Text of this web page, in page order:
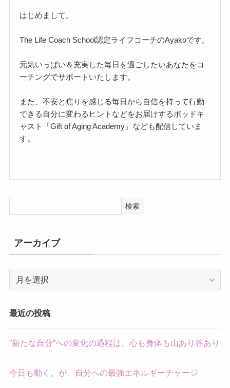
はじめまして。
The Life Coach School認定ライフコーチのAyakoです。
元気いっぱい＆充実した毎日を過ごしたいあなたをコ
ーチングでサポートいたします。
また、不安と焦りを感じる毎日から自信を持って行動
できる自分に変わるヒントなどをお届けするポッドキ
ャスト「Gift of Aging Academy」なども配信していま
す。
検索
アーカイブ
イ
ブ
最近の投稿
”新たな自分”への変化の過程は、心も身体も山あり谷あり
今日も動く。が、自分への最強エネルギーチャージ